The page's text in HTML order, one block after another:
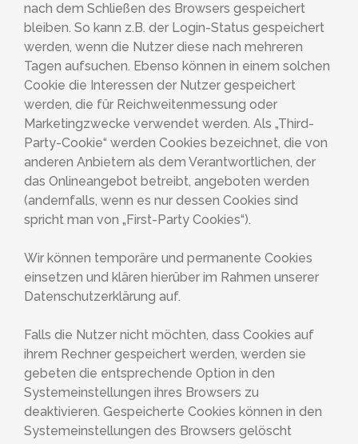
nach dem Schließen des Browsers gespeichert
bleiben. So kann z.B. der Login-Status gespeichert
werden, wenn die Nutzer diese nach mehreren
Tagen aufsuchen. Ebenso können in einem solchen
Cookie die Interessen der Nutzer gespeichert
werden, die für Reichweitenmessung oder
Marketingzwecke verwendet werden. Als „Third-
Party-Cookie“ werden Cookies bezeichnet, die von
anderen Anbietern als dem Verantwortlichen, der
das Onlineangebot betreibt, angeboten werden
(andernfalls, wenn es nur dessen Cookies sind
spricht man von „First-Party Cookies“).
Wir können temporäre und permanente Cookies
einsetzen und klären hierüber im Rahmen unserer
Datenschutzerklärung auf.
Falls die Nutzer nicht möchten, dass Cookies auf
ihrem Rechner gespeichert werden, werden sie
gebeten die entsprechende Option in den
Systemeinstellungen ihres Browsers zu
deaktivieren. Gespeicherte Cookies können in den
Systemeinstellungen des Browsers gelöscht